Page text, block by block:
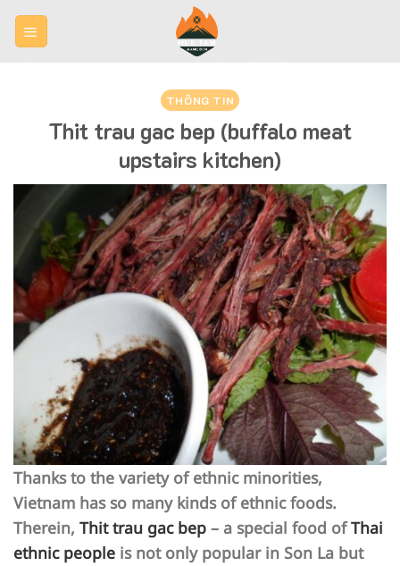
Skip
THÔNG TIN
Thit trau gac bep (buffalo meat
upstairs kitchen)
Thanks to the variety of ethnic minorities,
Vietnam has so many kinds of ethnic foods.
Therein, Thit trau gac bep – a special food ofThai
ethnic people is not only popular in Son La but